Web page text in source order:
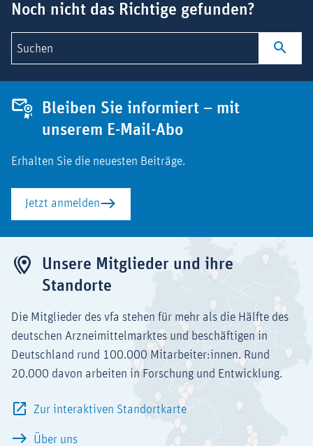
Noch nicht das Richtige gefunden?
Suchen
Bleiben Sie informiert – mit
unserem E-Mail-Abo
Erhalten Sie die neuesten Beiträge.
Jetzt anmelden
Unsere Mitglieder und ihre
Standorte
Die Mitglieder des vfa stehen für mehr als die Hälfte des
deutschen Arzneimittelmarktes und beschäftigen in
Deutschland rund 100.000 Mitarbeiter:innen. Rund
20.000 davon arbeiten in Forschung und Entwicklung.
Zur interaktiven Standortkarte
Über uns